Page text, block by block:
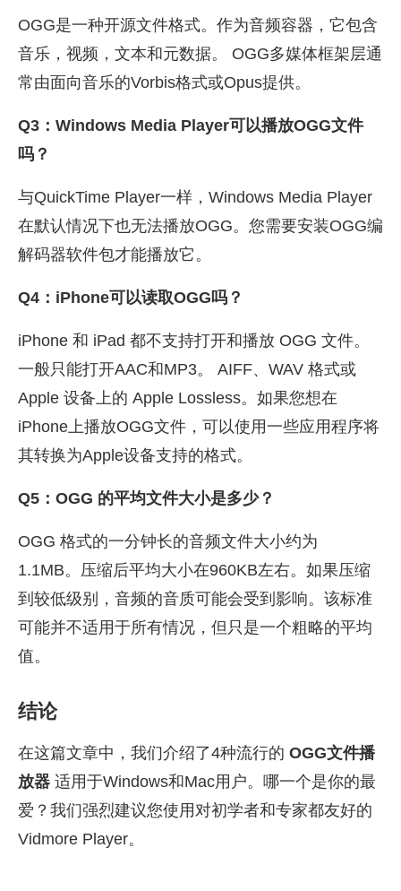
OGG是一种开源文件格式。作为音频容器，它包含
音乐，视频，文本和元数据。 OGG多媒体框架层通
常由面向音乐的Vorbis格式或Opus提供。
Q3：Windows Media Player可以播放OGG文件
吗？
与QuickTime Player一样，Windows Media Player
在默认情况下也无法播放OGG。您需要安装OGG编
解码器软件包才能播放它。
Q4：iPhone可以读取OGG吗？
iPhone 和 iPad 都不支持打开和播放 OGG 文件。
一般只能打开AAC和MP3。 AIFF、WAV 格式或
Apple 设备上的 Apple Lossless。如果您想在
iPhone上播放OGG文件，可以使用一些应用程序将
其转换为Apple设备支持的格式。
Q5：OGG 的平均文件大小是多少？
OGG 格式的一分钟长的音频文件大小约为
1.1MB。压缩后平均大小在960KB左右。如果压缩
到较低级别，音频的音质可能会受到影响。该标准
可能并不适用于所有情况，但只是一个粗略的平均
值。
结论
在这篇文章中，我们介绍了4种流行的 OGG文件播
放器 适用于Windows和Mac用户。哪一个是你的最
爱？我们强烈建议您使用对初学者和专家都友好的
Vidmore Player。